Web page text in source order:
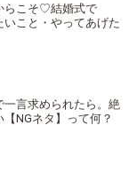
らこそ♡結婚式で
いこと・やってあげた
言求められたら。絶
NGネタ】って何？